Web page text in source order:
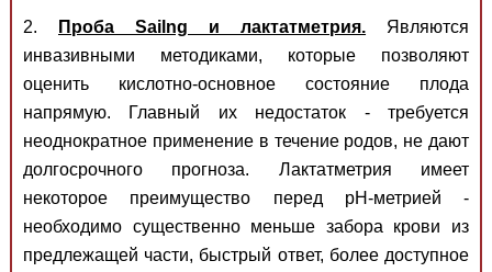
2. Проба Sailng и лактатметрия. Являются
инвазивными методиками, которые позволяют
оценить кислотно-основное состояние плода
напрямую. Главный их недостаток - требуется
неоднократное применение в течение родов, не дают
долгосрочного прогноза. Лактатметрия имеет
некоторое преимущество перед рН-метрией -
необходимо существенно меньше забора крови из
предлежащей части, быстрый ответ, более доступное